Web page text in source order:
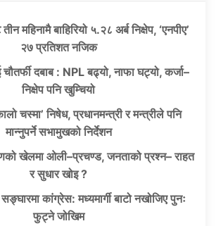
महिनामै बाहिरियो ५.२८ अर्ब निक्षेप, ‘एनपीए’
२७ प्रतिशत नजिक
दबाब : NPL बढ्यो, नाफा घट्यो, कर्जा–
निक्षेप पनि खुम्चियो
चस्मा’ निषेध, प्रधानमन्त्री र मन्त्रीले पनि
मान्नुपर्ने सभामुखको निर्देशन
खेलमा ओली–प्रचण्ड, जनताको प्रश्न– राहत
र सुधार खोइ ?
कांग्रेस: मध्यमार्गी बाटो नखोजिए पुनः
फुट्ने जोखिम